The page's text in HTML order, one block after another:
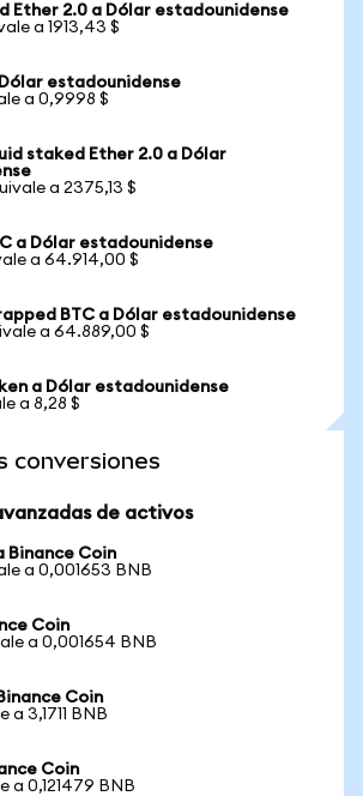
Ether 2.0 a Dólar estadounidense
a 1913,43 $
estadounidense
a 0,9998 $
staked Ether 2.0 a Dólar
a 2375,13 $
a Dólar estadounidense
a 64.914,00 $
BTC a Dólar estadounidense
a 64.889,00 $
a Dólar estadounidense
a 8,28 $
conversiones
de activos
Binance Coin
a 0,001653 BNB
Coin
a 0,001654 BNB
Coin
a 3,1711 BNB
Coin
a 0,121479 BNB